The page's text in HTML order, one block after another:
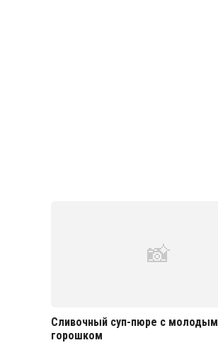
Сливочный суп-пюре с молодым
горошком